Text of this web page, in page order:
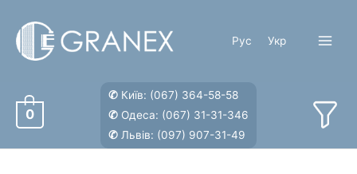
вмісту
Рус Укр
0
✆ Київ: (067) 364-58-58
✆ Одеса: (067) 31-31-346
✆ Львів: (097) 907-31-49